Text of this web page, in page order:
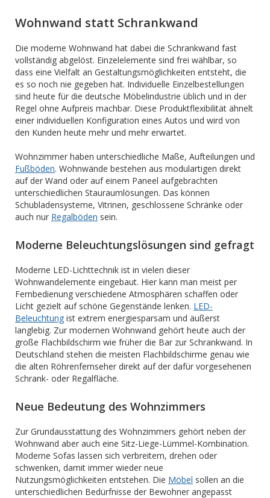
Wohnwand statt Schrankwand
Die moderne Wohnwand hat dabei die Schrankwand fast
vollständig abgelöst. Einzelelemente sind frei wählbar, so
dass eine Vielfalt an Gestaltungsmöglichkeiten entsteht, die
es so noch nie gegeben hat. Individuelle Einzelbestellungen
sind heute für die deutsche Möbelindustrie üblich und in der
Regel ohne Aufpreis machbar. Diese Produktflexibilität ähnelt
einer individuellen Konfiguration eines Autos und wird von
den Kunden heute mehr und mehr erwartet.
Wohnzimmer haben unterschiedliche Maße, Aufteilungen und
Fußböden. Wohnwände bestehen aus modulartigen direkt
auf der Wand oder auf einem Paneel aufgebrachten
unterschiedlichen Stauraumlösungen. Das können
Schubladensysteme, Vitrinen, geschlossene Schränke oder
auch nur Regalböden sein.
Moderne Beleuchtungslösungen sind gefragt
Moderne LED-Lichttechnik ist in vielen dieser
Wohnwandelemente eingebaut. Hier kann man meist per
Fernbedienung verschiedene Atmosphären schaffen oder
Licht gezielt auf schöne Gegenstände lenken. LED-
Beleuchtung ist extrem energiesparsam und äußerst
langlebig. Zur modernen Wohnwand gehört heute auch der
große Flachbildschirm wie früher die Bar zur Schrankwand. In
Deutschland stehen die meisten Flachbildschirme genau wie
die alten Röhrenfernseher direkt auf der dafür vorgesehenen
Schrank- oder Regalfläche.
Neue Bedeutung des Wohnzimmers
Zur Grundausstattung des Wohnzimmers gehört neben der
Wohnwand aber auch eine Sitz-Liege-Lümmel-Kombination.
Moderne Sofas lassen sich verbreitern, drehen oder
schwenken, damit immer wieder neue
Nutzungsmöglichkeiten entstehen. Die Möbel sollen an die
unterschiedlichen Bedürfnisse der Bewohner angepasst